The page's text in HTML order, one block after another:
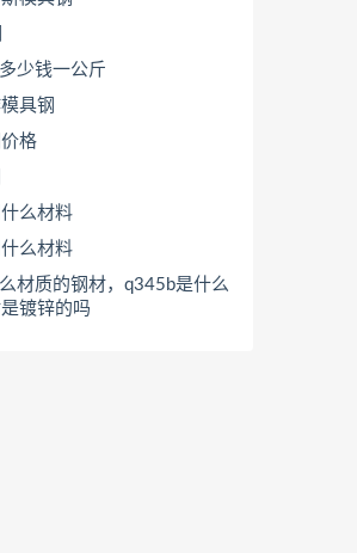
少钱一公斤
具钢
格
么材料
么材料
材质的钢材，q345b是什么
镀锌的吗